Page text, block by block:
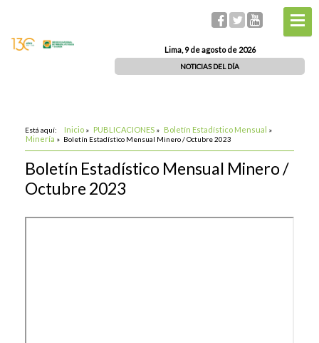
Lima, 9 de agosto de 2026
NOTICIAS DEL DÍA
Está aquí: Inicio » PUBLICACIONES » Boletín Estadístico Mensual »
Minería » Boletín Estadístico Mensual Minero / Octubre 2023
Boletín Estadístico Mensual Minero /
Octubre 2023